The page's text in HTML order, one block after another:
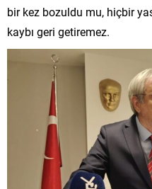
bir kez bozuldu mu, hiçbir
kaybı geri getiremez.